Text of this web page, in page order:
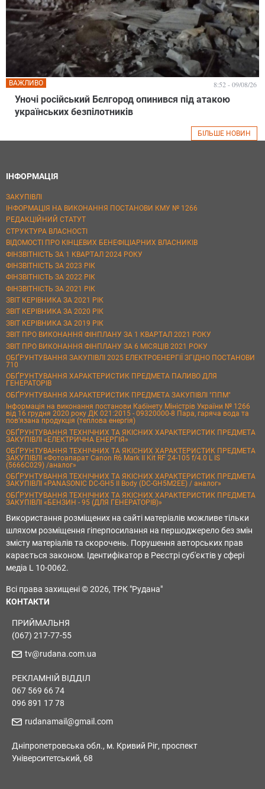
Уночі російський Бєлгород опинився під атакою
українських безпілотників
ВАЖЛИВО 8:52 - 09/08/26
БІЛЬШЕ НОВИН
ІНФОРМАЦІЯ
ЗАКУПІВЛІ
ІНФОРМАЦІЯ НА ВИКОНАННЯ ПОСТАНОВИ КМУ № 1266
РЕДАКЦІЙНИЙ СТАТУТ
СТРУКТУРА ВЛАСНОСТІ
ВІДОМОСТІ ПРО КІНЦЕВИХ БЕНЕФІЦІАРНИХ ВЛАСНИКІВ
ФІНЗВІТНІСТЬ ЗА 1 КВАРТАЛ 2024 РОКУ
ФІНЗВІТНІСТЬ ЗА 2023 РІК
ФІНЗВІТНІСТЬ ЗА 2022 РІК
ФІНЗВІТНІСТЬ ЗА 2021 РІК
ЗВІТ КЕРІВНИКА ЗА 2021 РІК
ЗВІТ КЕРІВНИКА ЗА 2020 РІК
ЗВІТ КЕРІВНИКА ЗА 2019 РІК
ЗВІТ ПРО ВИКОНАННЯ ФІНПЛАНУ ЗА 1 КВАРТАЛ 2021 РОКУ
ЗВІТ ПРО ВИКОНАННЯ ФІНПЛАНУ ЗА 6 МІСЯЦІВ 2021 РОКУ
ОБҐРУНТУВАННЯ ЗАКУПІВЛІ 2025 ЕЛЕКТРОЕНЕРГІЇ ЗГІДНО ПОСТАНОВИ
710
ОБҐРУНТУВАННЯ ХАРАКТЕРИСТИК ПРЕДМЕТА ПАЛИВО ДЛЯ
ГЕНЕРАТОРІВ
ОБҐРУНТУВАННЯ ХАРАКТЕРИСТИК ПРЕДМЕТА ЗАКУПІВЛІ "ППМ"
Інформація на виконання постанови Кабінету Міністрів України № 1266
від 16 грудня 2020 року ДК 021:2015 - 09320000-8 Пара, гаряча вода та
пов’язана продукція (теплова енергія)
ОБҐРУНТУВАННЯ ТЕХНІЧНИХ ТА ЯКІСНИХ ХАРАКТЕРИСТИК ПРЕДМЕТА
ЗАКУПІВЛІ «ЕЛЕКТРИЧНА ЕНЕРГІЯ»
ОБҐРУНТУВАННЯ ТЕХНІЧНИХ ТА ЯКІСНИХ ХАРАКТЕРИСТИК ПРЕДМЕТА
ЗАКУПІВЛІ «Фотоапарат Canon R6 Mark II Kit RF 24-105 f/4.0 L IS
(5666C029) /аналог»
ОБҐРУНТУВАННЯ ТЕХНІЧНИХ ТА ЯКІСНИХ ХАРАКТЕРИСТИК ПРЕДМЕТА
ЗАКУПІВЛІ «PANASONIC DC-GH5 II Body (DC-GH5M2EE) / аналог»
ОБҐРУНТУВАННЯ ТЕХНІЧНИХ ТА ЯКІСНИХ ХАРАКТЕРИСТИК ПРЕДМЕТА
ЗАКУПІВЛІ «БЕНЗИН - 95 (ДЛЯ ГЕНЕРАТОРІВ)»
Використання розміщених на сайті матеріалів можливе тільки
шляхом розміщення гіперпосилання на першоджерело без змін
змісту матеріалів та скорочень. Порушення авторських прав
карається законом. Ідентифікатор в Реєстрі суб'єктів у сфері
медіа L 10-0062.
Всі права захищені © 2026, ТРК "Рудана"
КОНТАКТИ
ПРИЙМАЛЬНЯ
(067) 217-77-55
tv@rudana.com.ua
РЕКЛАМНІЙ ВІДДІЛ
067 569 66 74
096 891 17 78
rudanamail@gmail.com
Дніпропетровська обл., м. Кривий Ріг, проспект
Університетський, 68